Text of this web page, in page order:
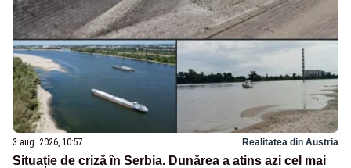
3 aug. 2026, 10:57 Realitatea din Austria
Situație de criză în Serbia. Dunărea a atins azi cel mai